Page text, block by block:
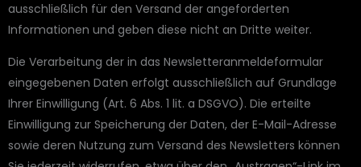
ausschließlich für den Versand der angeforderten
Informationen und geben diese nicht an Dritte weiter.
Die Verarbeitung der in das Newsletteranmeldeformular
eingegebenen Daten erfolgt ausschließlich auf Grundlage
Ihrer Einwilligung (Art. 6 Abs. 1 lit. a DSGVO). Die erteilte
Einwilligung zur Speicherung der Daten, der E-Mail-Adresse
sowie deren Nutzung zum Versand des Newsletters können